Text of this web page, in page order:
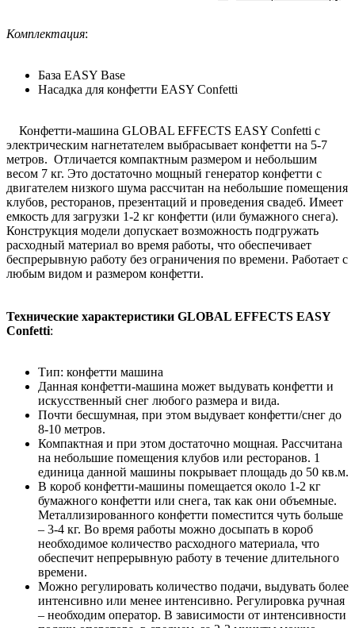
Комплектация:
База EASY Base
Насадка для конфетти EASY Confetti
Конфетти-машина GLOBAL EFFECTS EASY Confetti с
электрическим нагнетателем выбрасывает конфетти на 5-7
метров. Отличается компактным размером и небольшим
весом 7 кг. Это достаточно мощный генератор конфетти с
двигателем низкого шума рассчитан на небольшие помещения
клубов, ресторанов, презентаций и проведения свадеб. Имеет
емкость для загрузки 1-2 кг конфетти (или бумажного снега).
Конструкция модели допускает возможность подгружать
расходный материал во время работы, что обеспечивает
беспрерывную работу без ограничения по времени. Работает с
любым видом и размером конфетти.
Технические характеристики GLOBAL EFFECTS EASY
Confetti:
Тип: конфетти машина
Данная конфетти-машина может выдувать конфетти и
искусственный снег любого размера и вида.
Почти бесшумная, при этом выдувает конфетти/снег до
8-10 метров.
Компактная и при этом достаточно мощная. Рассчитана
на небольшие помещения клубов или ресторанов. 1
единица данной машины покрывает площадь до 50 кв.м.
В короб конфетти-машины помещается около 1-2 кг
бумажного конфетти или снега, так как они объемные.
Металлизированного конфетти поместится чуть больше
– 3-4 кг. Во время работы можно досыпать в короб
необходимое количество расходного материала, что
обеспечит непрерывную работу в течение длительного
времени.
Можно регулировать количество подачи, выдувать более
интенсивно или менее интенсивно. Регулировка ручная
– необходим оператор. В зависимости от интенсивности